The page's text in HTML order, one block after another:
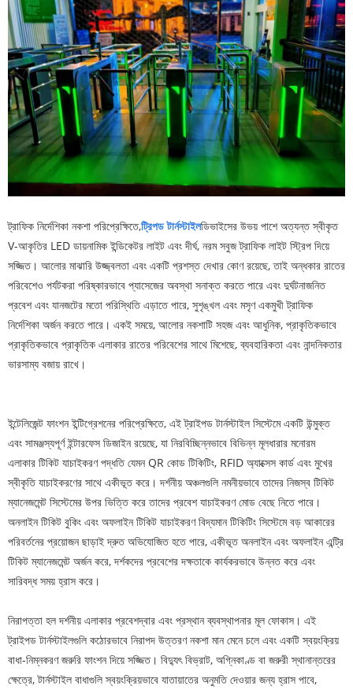
ট্রাফিক নির্দেশিকা নকশা পরিপ্রেক্ষিতে,ট্রিপড টার্নস্টাইলডিভাইসের উভয় পাশে অত্যন্ত স্বীকৃত
V-আকৃতির LED ডায়নামিক ইন্ডিকেটর লাইট এবং দীর্ঘ, নরম সবুজ ট্রাফিক লাইট স্ট্রিপ দিয়ে
সজ্জিত। আলোর মাঝারি উজ্জ্বলতা এবং একটি প্রশস্ত দেখার কোণ রয়েছে, তাই অন্ধকার রাতের
পরিবেশেও পর্যটকরা পরিষ্কারভাবে প্যাসেজের অবস্থা সনাক্ত করতে পারে এবং দুর্ঘটনাজনিত
প্রবেশ এবং যানজটের মতো পরিস্থিতি এড়াতে পারে, সুশৃঙ্খল এবং মসৃণ একমুখী ট্রাফিক
নির্দেশিকা অর্জন করতে পারে। একই সময়ে, আলোর নকশাটি সহজ এবং আধুনিক, প্রাকৃতিকভাবে
প্রাকৃতিকভাবে প্রাকৃতিক এলাকার রাতের পরিবেশের সাথে মিশেছে, ব্যবহারিকতা এবং নান্দনিকতার
ভারসাম্য বজায় রাখে।
ইন্টেলিজেন্ট ফাংশন ইন্টিগ্রেশনের পরিপ্রেক্ষিতে, এই ট্রাইপড টার্নস্টাইল সিস্টেমে একটি উন্মুক্ত
এবং সামঞ্জস্যপূর্ণ ইন্টারফেস ডিজাইন রয়েছে, যা নিরবিচ্ছিন্নভাবে বিভিন্ন মূলধারার মনোরম
এলাকার টিকিট যাচাইকরণ পদ্ধতি যেমন QR কোড টিকিটিং, RFID অ্যাক্সেস কার্ড এবং মুখের
স্বীকৃতি যাচাইকরণের সাথে একীভূত করে। দর্শনীয় অঞ্চলগুলি নমনীয়ভাবে তাদের নিজস্ব টিকিট
ম্যানেজমেন্ট সিস্টেমের উপর ভিত্তি করে তাদের প্রবেশ যাচাইকরণ মোড বেছে নিতে পারে।
অনলাইন টিকিট বুকিং এবং অফলাইন টিকিট যাচাইকরণ বিদ্যমান টিকিটিং সিস্টেমে বড় আকারের
পরিবর্তনের প্রয়োজন ছাড়াই দ্রুত অভিযোজিত হতে পারে, একীভূত অনলাইন এবং অফলাইন এন্ট্রি
টিকিট ম্যানেজমেন্ট অর্জন করে, দর্শকদের প্রবেশের দক্ষতাকে কার্যকরভাবে উন্নত করে এবং
সারিবদ্ধ সময় হ্রাস করে।
নিরাপত্তা হল দর্শনীয় এলাকার প্রবেশদ্বার এবং প্রস্থান ব্যবস্থাপনার মূল ফোকাস। এই
ট্রাইপড টার্নস্টাইলগুলি কঠোরভাবে নিরাপদ উত্তরণ নকশা মান মেনে চলে এবং একটি স্বয়ংক্রিয়
বাধা-নিম্নকরণ জরুরি ফাংশন দিয়ে সজ্জিত। বিদ্যুৎ বিভ্রাট, অগ্নিকাণ্ড বা জরুরী স্থানান্তরের
ক্ষেত্রে, টার্নস্টাইল বাধাগুলি স্বয়ংক্রিয়ভাবে যাতায়াতের অনুমতি দেওয়ার জন্য হ্রাস পাবে,